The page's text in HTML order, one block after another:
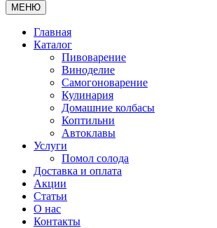
МЕНЮ
Главная
Каталог
Пивоварение
Виноделие
Самогоноварение
Кулинария
Домашние колбасы
Коптильни
Автоклавы
Услуги
Помол солода
Доставка и оплата
Акции
Статьи
О нас
Контакты